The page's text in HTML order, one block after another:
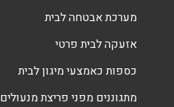
מערכת אבטחה לבית
אזעקה לבית פרטי
כספות כאמצעי מיגון לבית
מתגוננים מפני פריצת מנעולים